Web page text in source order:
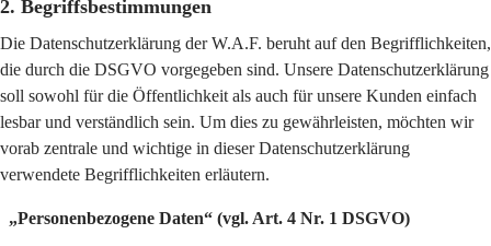
2. Begriffsbestimmungen
Die Datenschutzerklärung der W.A.F. beruht auf den Begrifflichkeiten,
die durch die DSGVO vorgegeben sind. Unsere Datenschutzerklärung
soll sowohl für die Öffentlichkeit als auch für unsere Kunden einfach
lesbar und verständlich sein. Um dies zu gewährleisten, möchten wir
vorab zentrale und wichtige in dieser Datenschutzerklärung
verwendete Begrifflichkeiten erläutern.
„Personenbezogene Daten“ (vgl. Art. 4 Nr. 1 DSGVO)